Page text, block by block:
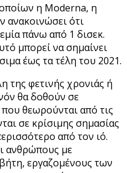
οποίων η Moderna, η
ανακοινώσει ότι
πάνω από 1 δισεκ.
μπορεί να σημαίνει
έως τα τέλη του 2021.
της φετινής χρονιάς ή
θα δοθούν σε
θεωρούνται από τις
σε κρίσιμης σημασίας
από τον ιό.
ανθρώπους με
εργαζομένους των